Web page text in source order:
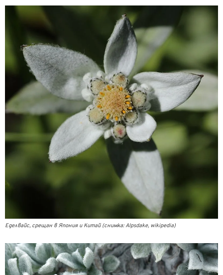
Еделвайс, срещан в Япония и Китай (снимка: Alpsdake, wikipedia)